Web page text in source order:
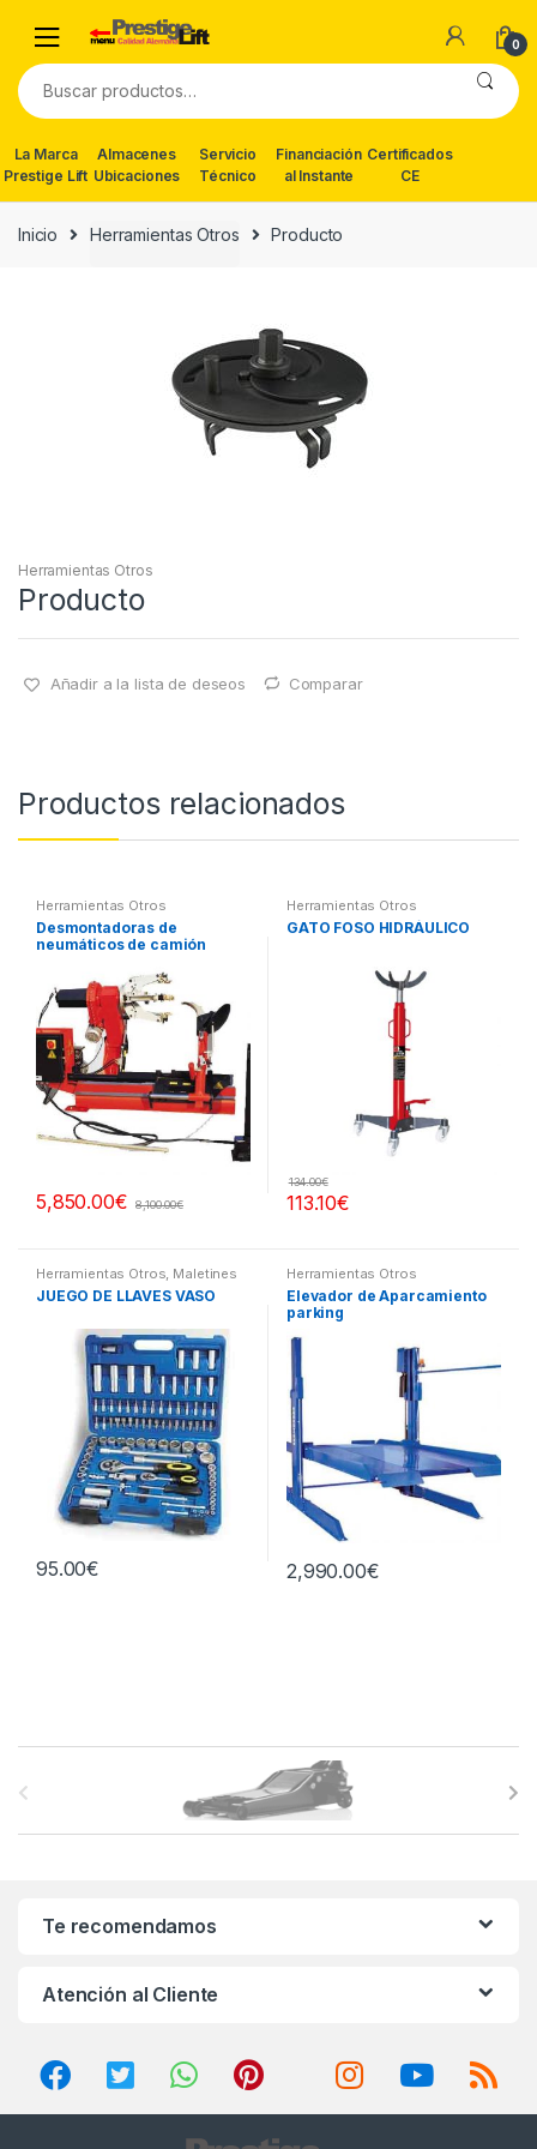
navigation
content
0
Buscar
por:
La Marca
Prestige Lift
Almacenes
Ubicaciones
Servicio
Técnico
Financiación
al Instante
Certificados
CE
Inicio Herramientas Otros Producto
Herramientas Otros
Producto
Añadir a la lista de deseos Comparar
Productos relacionados
Herramientas Otros
Desmontadoras de
neumáticos de camión
5,850.00€ 8,100.00€
Herramientas Otros
GATO FOSO HIDRÁULICO
113.10€
134.00€
Herramientas Otros, Maletines
Herramientas, Extractores,
Compresímetros, otros
JUEGO DE LLAVES VASO
95.00€
Herramientas Otros
Elevador de Aparcamiento
parking
2,990.00€
Te recomendamos
Atención al Cliente